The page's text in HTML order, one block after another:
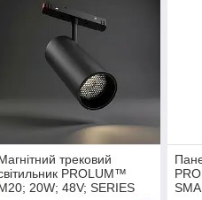
трековий
PROLUM™
20W; 48V; SERIES